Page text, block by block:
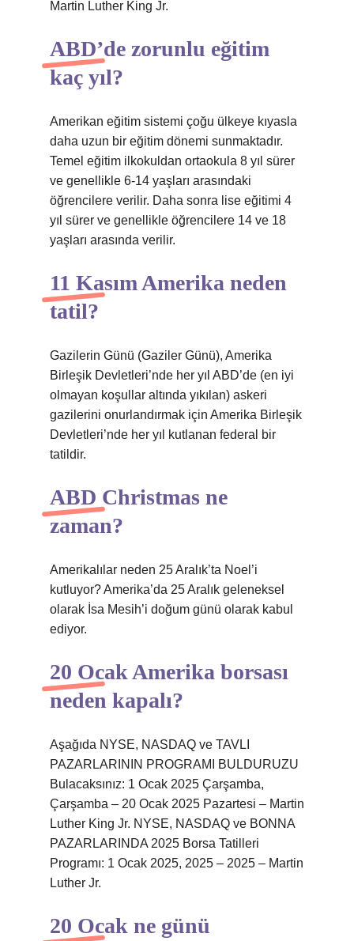
Martin Luther King Jr.
ABD’de zorunlu eğitim
kaç yıl?
Amerikan eğitim sistemi çoğu ülkeye kıyasla
daha uzun bir eğitim dönemi sunmaktadır.
Temel eğitim ilkokuldan ortaokula 8 yıl sürer
ve genellikle 6-14 yaşları arasındaki
öğrencilere verilir. Daha sonra lise eğitimi 4
yıl sürer ve genellikle öğrencilere 14 ve 18
yaşları arasında verilir.
11 Kasım Amerika neden
tatil?
Gazilerin Günü (Gaziler Günü), Amerika
Birleşik Devletleri’nde her yıl ABD’de (en iyi
olmayan koşullar altında yıkılan) askeri
gazilerini onurlandırmak için Amerika Birleşik
Devletleri’nde her yıl kutlanan federal bir
tatildir.
ABD Christmas ne
zaman?
Amerikalılar neden 25 Aralık’ta Noel’i
kutluyor? Amerika’da 25 Aralık geleneksel
olarak İsa Mesih’i doğum günü olarak kabul
ediyor.
20 Ocak Amerika borsası
neden kapalı?
Aşağıda NYSE, NASDAQ ve TAVLI
PAZARLARININ PROGRAMI BULDURUZU
Bulacaksınız: 1 Ocak 2025 Çarşamba,
Çarşamba – 20 Ocak 2025 Pazartesi – Martin
Luther King Jr. NYSE, NASDAQ ve BONNA
PAZARLARINDA 2025 Borsa Tatilleri
Programı: 1 Ocak 2025, 2025 – 2025 – Martin
Luther Jr.
20 Ocak ne günü